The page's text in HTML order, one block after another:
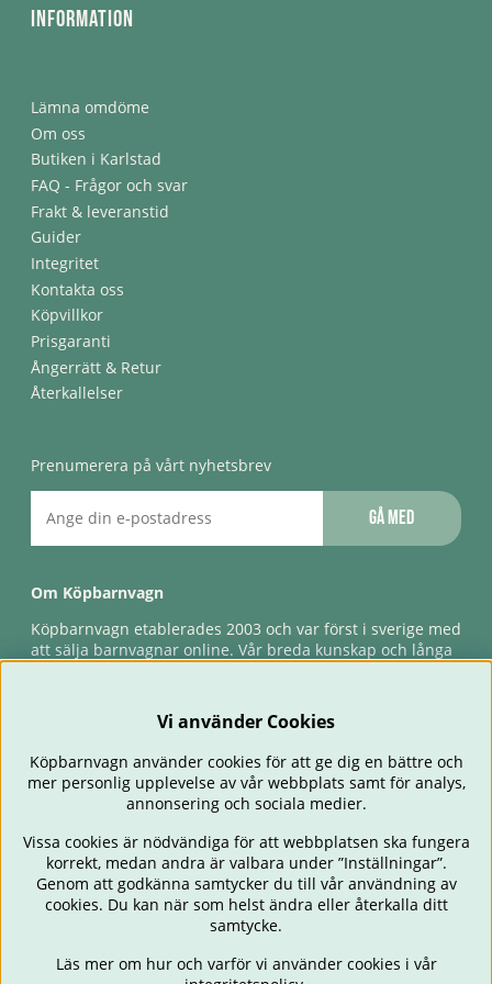
Information
Lämna omdöme
Om oss
Butiken i Karlstad
FAQ - Frågor och svar
Frakt & leveranstid
Guider
Integritet
Kontakta oss
Köpvillkor
Prisgaranti
Ångerrätt & Retur
Återkallelser
Prenumerera på vårt nyhetsbrev
Gå med
Om Köpbarnvagn
Köpbarnvagn etablerades 2003 och var först i sverige med
att sälja barnvagnar online. Vår breda kunskap och långa
förlossningsgaranti & förlängd ångerrätt.
BARNVAGNAR BILSTOLAR BABY ÄTA & MATA
RESA
OUTLET
PRESENTTIPS
Vi använder Cookies
Köpbarnvagn använder cookies för att ge dig en bättre och
mer personlig upplevelse av vår webbplats samt för analys,
annonsering och sociala medier.
Vissa cookies är nödvändiga för att webbplatsen ska fungera
korrekt, medan andra är valbara under ”Inställningar”.
Genom att godkänna samtycker du till vår användning av
cookies. Du kan när som helst ändra eller återkalla ditt
samtycke.
Läs mer om hur och varför vi använder cookies i vår